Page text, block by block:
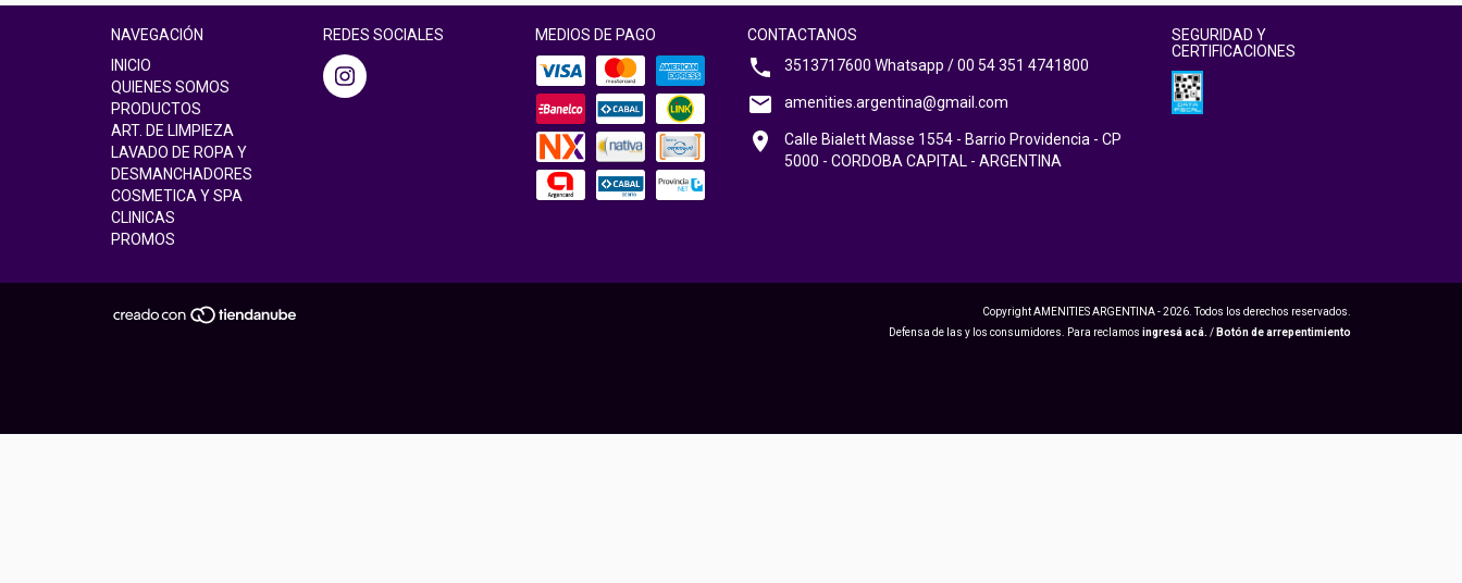
NAVEGACIÓN
INICIO
QUIENES SOMOS
PRODUCTOS
ART. DE LIMPIEZA
LAVADO DE ROPA Y
DESMANCHADORES
COSMETICA Y SPA
CLINICAS
PROMOS
REDES SOCIALES MEDIOS DE PAGO
CONTACTANOS
3513717600 Whatsapp / 00 54 351 4741800
amenities.argentina@gmail.com
Calle Bialett Masse 1554 - Barrio Providencia - CP
5000 - CORDOBA CAPITAL - ARGENTINA
SEGURIDAD Y
CERTIFICACIONES
Copyright AMENITIES ARGENTINA - 2026. Todos los derechos reservados.
Defensa de las y los consumidores. Para reclamos ingresá acá. / Botón de arrepentimiento